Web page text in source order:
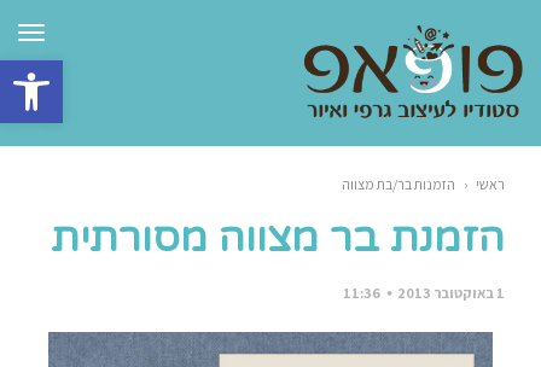
פתח
ראשי ‹ הזמנות בר/בת מצווה
הזמנת בר מצווה מסורתית
1 באוקטובר 2013 11:36